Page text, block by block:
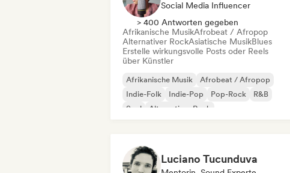
Social Media Influencer
> 400 Antworten gegeben
Afrikanische MusikAfrobeat / Afropop
Alternativer RockAsiatische MusikBlues
Erstelle wirkungsvolle Posts oder Reels
über Künstler
Afrikanische Musik
Afrobeat / Afropop
Indie-Folk
Indie-Pop Pop-Rock
R&B
Soul
Alternativer Rock
Luciano Tucunduva